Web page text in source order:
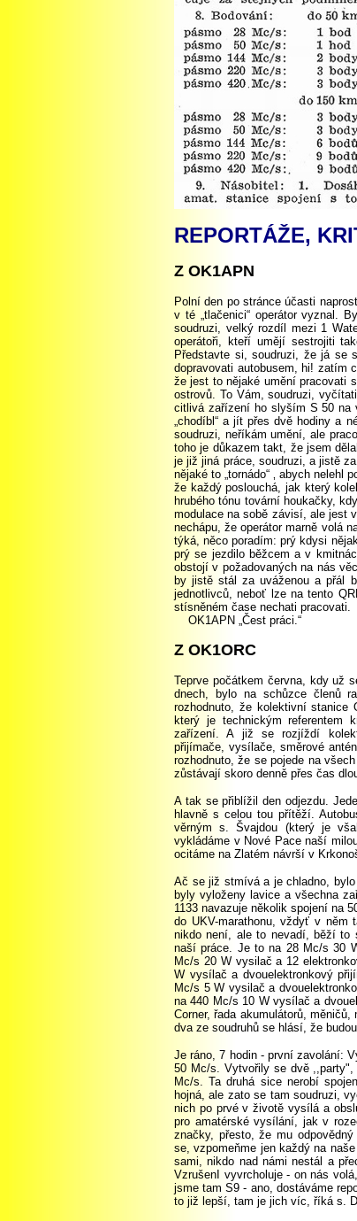
REPORTÁŽE,
Z OK1APN
Polní den po stránce účasti
v té „tlačenici“ operátor vyznal.
soudruzi, velký rozdíl mezi 1
operátoři, kteří umějí sestrojiti
Představte si, soudruzi, že já se
dopravovati autobusem, hi! zatím
že jest to nějaké umění pracovati
ostrovů. To Vám, soudruzi,
citlivá zařízení ho slyším S 50 na
„chodíbl“ a jít přes dvě hodiny a
soudruzi, neříkám umění, ale
toho je důkazem takt, že jsem
je již jiná práce, soudruzi, a jistě
nějaké to „tornádo“ ‚ abych
že každý poslouchá, jak který
hrubého tónu tovární houkačky,
modulace na sobě závisí, ale jest
nechápu, že operátor marně volá
týká, něco poradím: prý kdysi
prý se jezdilo běžcem a v
obstojí v požadovaných na nás
by jistě stál za uváženou a přál
jednotlivců, neboť lze na tento
stísněném čase nechati pracovati.
OK1APN „Čest práci.“
Z OK1ORC
Teprve počátkem června, kdy už
dnech, bylo na schůzce členů
rozhodnuto, že kolektivní stanice
který je technickým referentem
zařízení. A již se rozjíždí
přijímače, vysílače, směrové
rozhodnuto, že se pojede na
zůstávají skoro denně přes čas
A tak se přiblížil den odjezdu.
hlavně s celou tou přítěží.
věrným s. Švajdou (který je
vykládáme v Nové Pace naší
ocitáme na Zlatém návrší v
Ač se již stmívá a je chladno,
byly vyloženy lavice a všechna
1133 navazuje několik spojení na
do UKV-marathonu, vždyť v něm
nikdo není, ale to nevadí, běží to
naší práce. Je to na 28 Mc/s 30
Mc/s 20 W vysilač a 12
W vysílač a dvouelektronkový
Mc/s 5 W vysilač a
na 440 Mc/s 10 W vysílač a
Corner, řada akumulátorů,
dva ze soudruhů se hlásí, že
Je ráno, 7 hodin - první zavolání:
50 Mc/s. Vytvořily se dvě
Mc/s. Ta druhá sice nerobí
hojná, ale zato se tam soudruzi,
nich po prvé v životě vysílá a
pro amatérské vysílání, jak v
značky, přesto, že mu
se, vzpomeňme jen každý na
sami, nikdo nad námi nestál a
VzrušenI vyvrcholuje - on nás
jsme tam S9 - ano, dostáváme
to již lepší, tam je jich víc, říká s.